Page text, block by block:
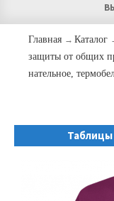
Главная → Каталог
защиты от общих
нательное,